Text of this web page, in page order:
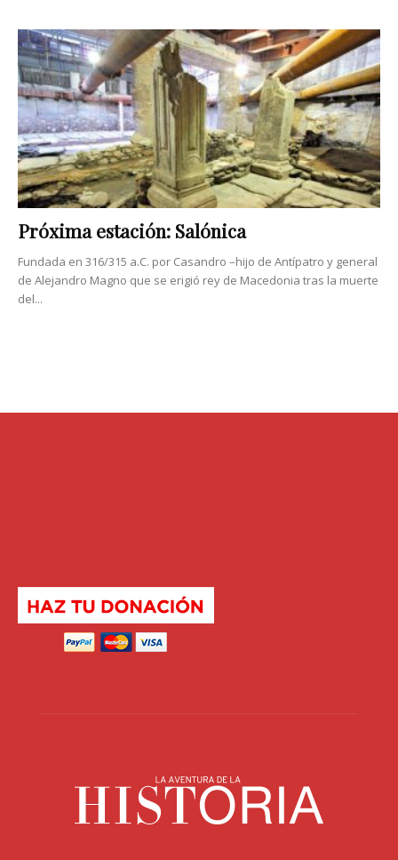
Próxima estación: Salónica
Fundada en 316/315 a.C. por Casandro –hijo de Antípatro y general
de Alejandro Magno que se erigió rey de Macedonia tras la muerte
del...